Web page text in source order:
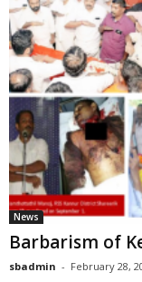
News
Barbarism of
sbadmin - February 28,